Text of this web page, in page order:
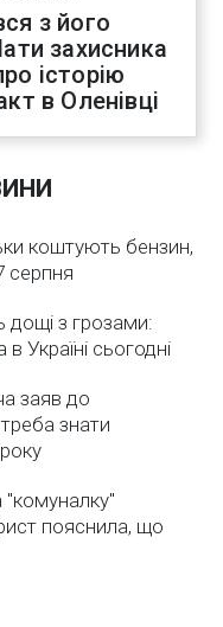
з його
захисника
історію
в Оленівці
коштують бензин,
серпня
дощі з грозами:
Україні сьогодні
заяв до
знати
пояснила, що